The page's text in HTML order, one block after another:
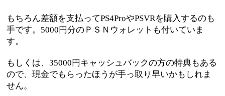
もちろん差額を支払ってPS4ProやPSVRを購入するのも
手です。5000円分のＰＳＮウォレットも付いていま
す。
もしくは、35000円キャッシュバックの方の特典もある
ので、現金でもらったほうが手っ取り早いかもしれま
せん。